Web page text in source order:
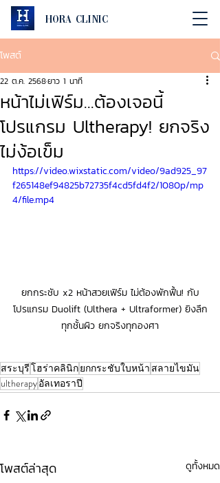
Hora Clinic
โพสต์
หน้าไม่เฟิร์ม...ต้องเจอนี้
โปรแกรม Ultherapy! ยกจริง
ไม่ง้อเข็ม
22 ต.ค. 2568ยาว 1 นาที
https://video.wixstatic.com/video/9ad925_97
f265148ef94825b72735f4cd5fd4f2/1080p/mp
4/file.mp4
ยกกระชับ x2 หน้าสวยเฟิร์ม ไม่ต้องพักฟื้น! กับ
โปรแกรม Duolift (Ulthera + Ultraformer) ยิงลึก
ทุกชั้นผิว ยกจริงทุกองศา
สระบุรีโฮร่าคลินิกยกกระชับใบหน้า สลายไขมัน
ีultherapyอัลเทอราปี
โพสต์ล่าสุด ดูทั้งหมด